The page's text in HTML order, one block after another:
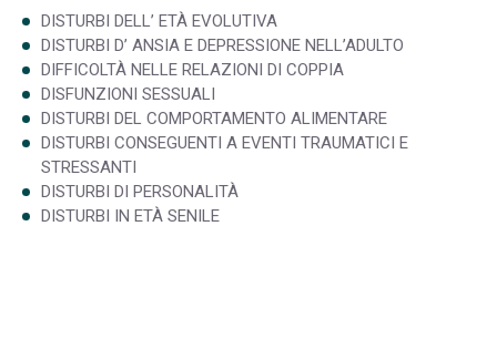
DISTURBI DELL’ ETÀ EVOLUTIVA
DISTURBI D’ ANSIA E DEPRESSIONE NELL’ADULTO
DIFFICOLTÀ NELLE RELAZIONI DI COPPIA
DISFUNZIONI SESSUALI
DISTURBI DEL COMPORTAMENTO ALIMENTARE
DISTURBI CONSEGUENTI A EVENTI TRAUMATICI E
STRESSANTI
DISTURBI DI PERSONALITÀ
DISTURBI IN ETÀ SENILE